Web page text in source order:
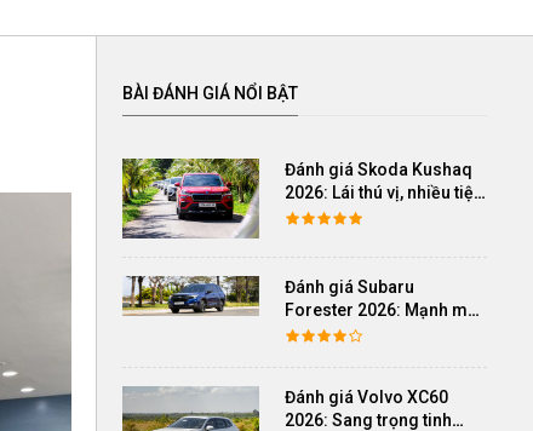
BÀI ĐÁNH GIÁ NỔI BẬT
Đánh giá Skoda Kushaq
2026: Lái thú vị, nhiều tiện
nghi, giá cạnh tranh
Đánh giá Subaru
Forester 2026: Mạnh mẽ,
êm ái đi cùng hệ thống
Đánh giá Volvo XC60
2026: Sang trọng tinh